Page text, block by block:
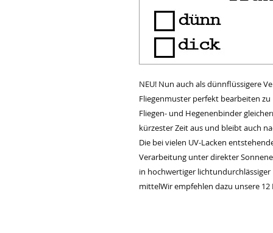
NEU! Nun auch als dünnflüssigere
Fliegenmuster perfekt bearbeiten
Fliegen- und Hegenenbinder
kürzester Zeit aus und bleibt auch
Die bei vielen UV-Lacken
Verarbeitung unter direkter
in hochwertiger lichtundurchlässiger
mittelWir empfehlen dazu unsere 12